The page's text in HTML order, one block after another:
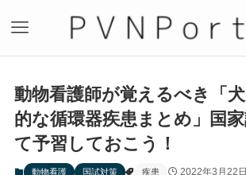
動物看護師が覚えるべき「
的な循環器疾患まとめ」国
て予習しておこう！
動物看護 国試対策 疾患 2022年3月22日